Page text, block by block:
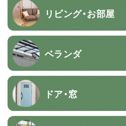
リビング・お部屋
ベランダ
ドア・窓